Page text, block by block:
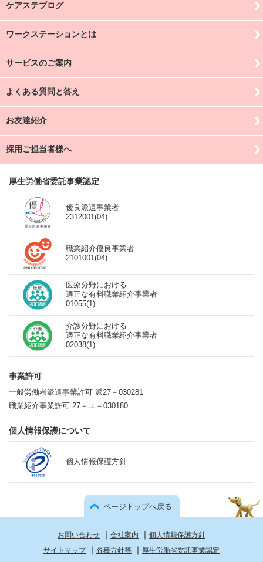
ケアステブログ
ワークステーションとは
サービスのご案内
よくある質問と答え
お友達紹介
採用ご担当者様へ
厚生労働省委託事業認定
優良派遣事業者
2312001(04)
職業紹介優良事業者
2101001(04)
医療分野における
適正な有料職業紹介事業者
01055(1)
介護分野における
適正な有料職業紹介事業者
02038(1)
事業許可
一般労働者派遣事業許可 派27－030281
職業紹介事業許可 27－ユ－030180
個人情報保護について
個人情報保護方針
ページトップへ戻る
お問い合わせ ｜ 会社案内 ｜ 個人情報保護方針
サイトマップ
｜ 各種方針等 ｜ 厚生労働省委託事業認定